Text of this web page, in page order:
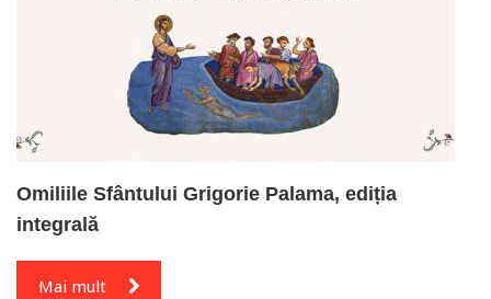
Omiliile Sfântului Grigorie Palama, ediția
integrală
Mai mult